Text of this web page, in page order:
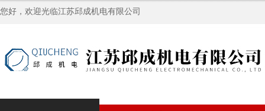
您好，欢迎光临江苏邱成机电有限公司